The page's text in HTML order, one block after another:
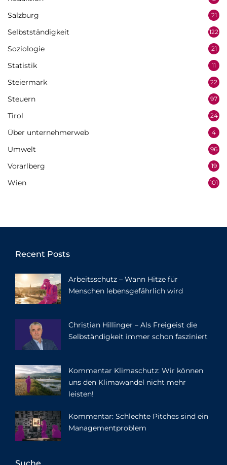
Salzburg 21
Selbstständigkeit 122
Soziologie 21
Statistik 11
Steiermark 22
Steuern 97
Tirol 24
Über unternehmerweb 4
Umwelt 96
Vorarlberg 19
Wien 101
Recent Posts
Arbeitsschutz – Wann Hitze für
Menschen lebensgefährlich wird
Christian Hillinger – Als Freigeist die
Selbständigkeit immer schon fasziniert
Kommentar Klimaschutz: Wir können
uns den Klimawandel nicht mehr
leisten!
Kommentar: Schlechte Pitches sind ein
Managementproblem
Suche